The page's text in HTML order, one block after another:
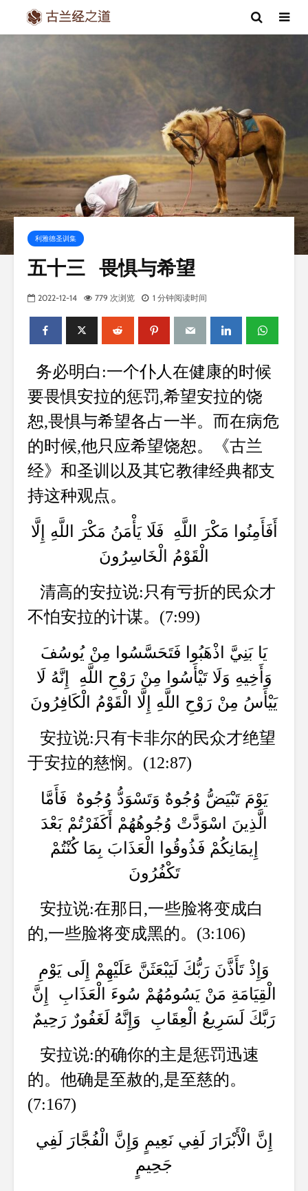
利雅德圣训集
五十三 畏惧与希望
2022-12-14 779 次浏览 1 分钟阅读时间
务必明白:一个仆人在健康的时候
要畏惧安拉的惩罚,希望安拉的饶
恕,畏惧与希望各占一半。而在病危
的时候,他只应希望饶恕。《古兰
经》和圣训以及其它教律经典都支
持这种观点。
أَفَأَمِنُوا مَكْرَ اللَّهِ فَلَا يَأْمَنُ مَكْرَ اللَّهِ إِلَّا
الْقَوْمُ الْخَاسِرُونَ
清高的安拉说:只有亏折的民众才
不怕安拉的计谋。(7:99)
يَا بَنِيَّ اذْهَبُوا فَتَحَسَّسُوا مِنْ يُوسُفَ
وَأَخِيهِ وَلَا تَيْأَسُوا مِنْ رَوْحِ اللَّهِ إِنَّهُ لَا
يَيْأَسُ مِنْ رَوْحِ اللَّهِ إِلَّا الْقَوْمُ الْكَافِرُونَ
安拉说:只有卡非尔的民众才绝望
于安拉的慈悯。(12:87)
يَوْمَ تَبْيَضُّ وُجُوهٌ وَتَسْوَدُّ وُجُوهٌ فَأَمَّا
الَّذِينَ اسْوَدَّتْ وُجُوهُهُمْ أَكَفَرْتُمْ بَعْدَ
إِيمَانِكُمْ فَذُوقُوا الْعَذَابَ بِمَا كُنْتُمْ
تَكْفُرُونَ
安拉说:在那日,一些脸将变成白
的,一些脸将变成黑的。(3:106)
وَإِذْ تَأَذَّنَ رَبُّكَ لَيَبْعَثَنَّ عَلَيْهِمْ إِلَى يَوْمِ
الْقِيَامَةِ مَنْ يَسُومُهُمْ سُوءَ الْعَذَابِ إِنَّ
رَبَّكَ لَسَرِيعُ الْعِقَابِ وَإِنَّهُ لَغَفُورٌ رَحِيمٌ
安拉说:的确你的主是惩罚迅速
的。他确是至赦的,是至慈的。
(7:167)
إِنَّ الْأَبْرَارَ لَفِي نَعِيمٍ وَإِنَّ الْفُجَّارَ لَفِي
جَحِيمٍ